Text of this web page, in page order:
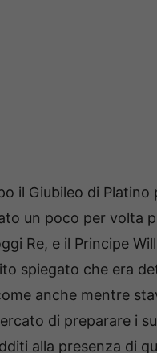
il Giubileo di Platino
un poco per volta
Re, e il Principe
spiegato che era
anche mentre
di preparare i
alla presenza di